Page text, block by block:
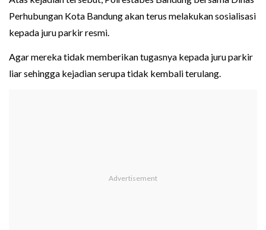
Perhubungan Kota Bandung akan terus melakukan sosialisasi
kepada juru parkir resmi.
Agar mereka tidak memberikan tugasnya kepada juru parkir
liar sehingga kejadian serupa tidak kembali terulang.